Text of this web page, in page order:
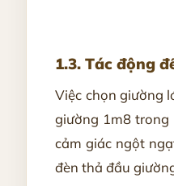
1.3. Tác động
Việc chọn giường
giường 1m8 trong
cảm giác ngột
đèn thả đầu